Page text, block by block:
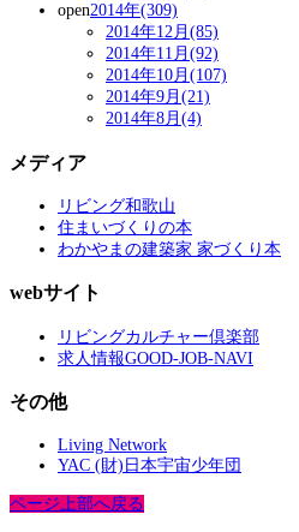
open2014年(309)
2014年12月(85)
2014年11月(92)
2014年10月(107)
2014年9月(21)
2014年8月(4)
メディア
リビング和歌山
住まいづくりの本
わかやまの建築家 家づくり本
webサイト
リビングカルチャー倶楽部
求人情報GOOD-JOB-NAVI
その他
Living Network
YAC (財)日本宇宙少年団
ページ上部へ戻る